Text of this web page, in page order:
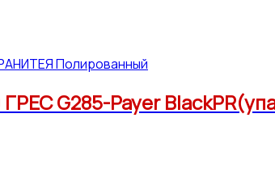
Полированный
G285-Payer